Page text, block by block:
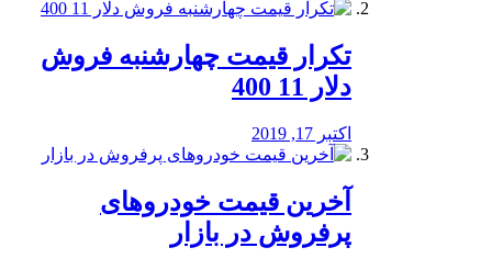
تکرار قیمت چهارشنبه فروش
دلار 11 400
اکتبر 17, 2019
آخرین قیمت خودرو‌های
پرفروش در بازار